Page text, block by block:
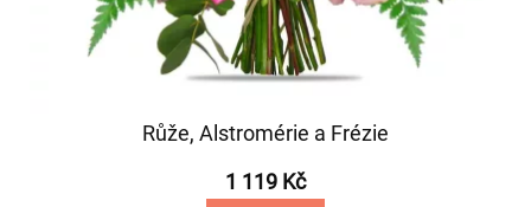
Růže, Alstromérie a Frézie
1 119 Kč